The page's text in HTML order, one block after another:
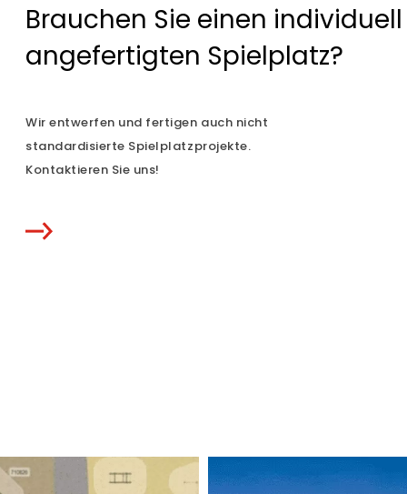
Brauchen Sie einen individuell
angefertigten Spielplatz?
Wir entwerfen und fertigen auch nicht
standardisierte Spielplatzprojekte.
Kontaktieren Sie uns!